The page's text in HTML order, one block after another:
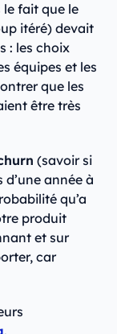
fait que le
itéré) devait
: les choix
équipes et les
que les
être très
(savoir si
année à
qu’a
produit
et sur
car